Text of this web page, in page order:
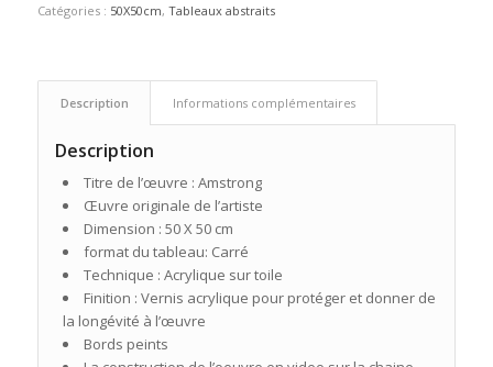
Catégories : 50X50cm, Tableaux abstraits
Description Informations complémentaires
Description
Titre de l’œuvre : Amstrong
Œuvre originale de l’artiste
Dimension : 50 X 50 cm
format du tableau: Carré
Technique : Acrylique sur toile
Finition : Vernis acrylique pour protéger et donner de
la longévité à l’œuvre
Bords peints